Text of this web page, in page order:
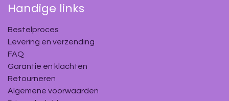
Handige links
Bestelproces
Levering en verzending
FAQ
Garantie en klachten
Retourneren
Algemene voorwaarden